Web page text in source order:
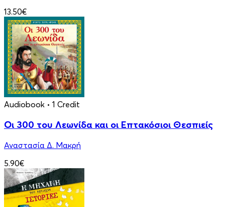
13.50€
Audiobook • 1 Credit
Οι 300 του Λεωνίδα και οι Eπτακόσιοι Θεσπιείς
Αναστασία Δ. Μακρή
5.90€